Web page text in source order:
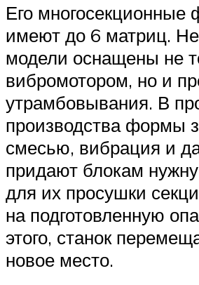
Его
имеют до 6 матриц.
модели оснащены не
вибромотором, но и
утрамбовывания. В
производства формы
смесью, вибрация и
придают блокам
для их просушки
на подготовленную
этого, станок
новое место.